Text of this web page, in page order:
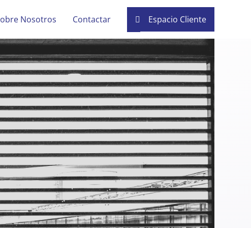
Nosotros Contactar Espacio Cliente